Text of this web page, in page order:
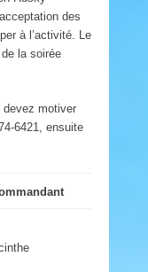
des
à l’activité. Le
la soirée
motiver
6421, ensuite